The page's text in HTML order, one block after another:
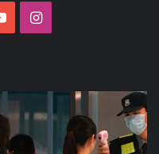
YouTubeInstagram